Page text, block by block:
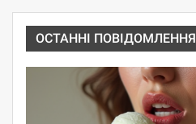
ОСТАННІ ПОВІДОМЛЕННЯ